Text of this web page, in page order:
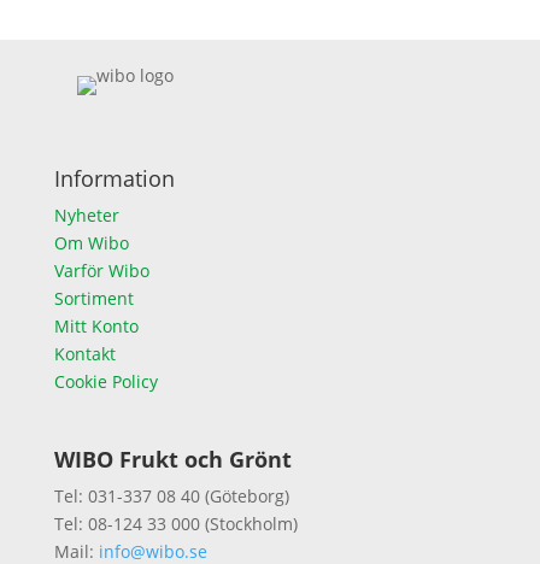
Information
Nyheter
Om Wibo
Varför Wibo
Sortiment
Mitt Konto
Kontakt
Cookie Policy
WIBO Frukt och Grönt
Tel: 031-337 08 40 (Göteborg)
Tel: 08-124 33 000 (Stockholm)
Mail: info@wibo.se